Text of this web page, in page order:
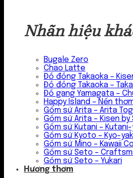
Nhãn hiệu
Bugale Zero
Chao Latte
Đồ đồng Takaoka –
Đồ đồng Takaoka –
Đồ gang Yamagata –
Happy Island – Nến
Gốm sứ Arita – Arita
Gốm sứ Arita – Kisen by
Gốm sứ Kutani –
Gốm sứ Kyoto – Kyo-
Gốm sứ Mino – Kawaii
Gốm sứ Seto –
Gốm sứ Seto – Yukari
Hương thơm